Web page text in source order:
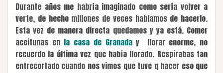
Durante años me habría imaginado como sería volver a
verte, de hecho millones de veces hablamos de hacerlo.
Esta vez de manera directa quedamos y ya está. Comer
aceitunas enla casa de Granaday llorar enorme, no
recuerdo la última vez que había llorado. Respirabas tan
entrecortado cuando nos vimos que tuve q hacer eso que